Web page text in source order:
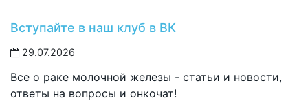
Вступайте в наш клуб в ВК
29.07.2026
Все о раке молочной железы - статьи и новости,
ответы на вопросы и онкочат!